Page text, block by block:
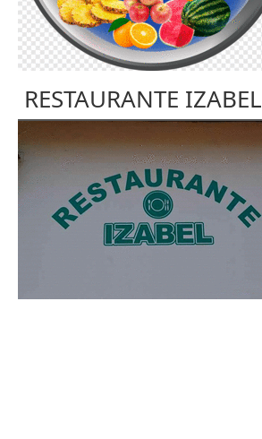
RESTAURANTE IZABEL